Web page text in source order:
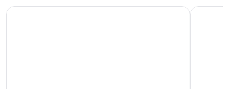
Hotel PIN Jiaoxi Mu Jiao